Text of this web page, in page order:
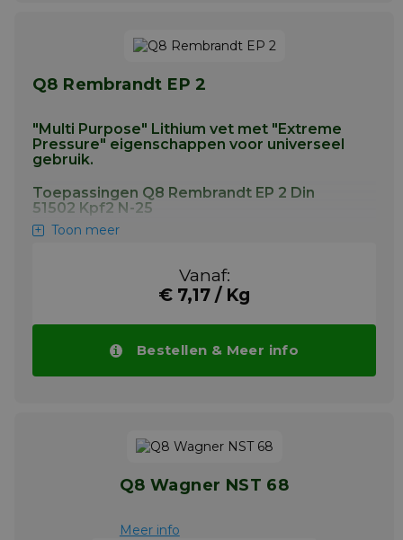
Q8 Rembrandt EP 2
"Multi Purpose" Lithium vet met "Extreme
Pressure" eigenschappen voor universeel
gebruik.
Toepassingen Q8 Rembrandt EP 2 Din
51502 Kpf2 N-25
Aanbevolen voor toepassingen waar
Voor de smering van zwaarbelaste wentel-
en glijlagers in: - Grondverzetmachines, -
Toon meer
Vanaf:
€ 7,17 / Kg
Bestellen & Meer info
Q8 Wagner NST 68
Meer info